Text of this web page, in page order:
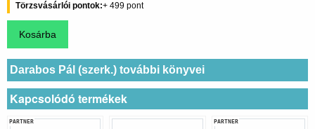
Törzsvásárlói pontok 499
Darabos Pál (szerk.) további könyvei
Kapcsolódó termékek
PARTNER PARTNER